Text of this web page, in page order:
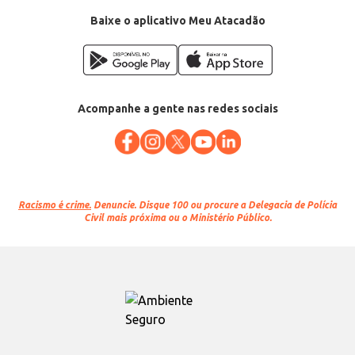
Baixe o aplicativo Meu Atacadão
Acompanhe a gente nas redes sociais
Racismo é crime. Denuncie. Disque 100 ou procure a Delegacia de Polícia
Civil mais próxima ou o Ministério Público.